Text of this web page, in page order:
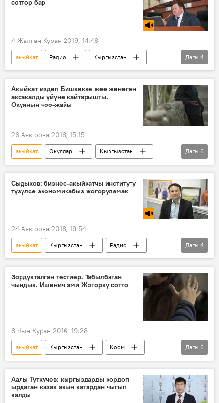
сыйлоо
соттор бар
4 Жалган Куран 2019, 14:48
акыйкат Радио
Кыргызстан
Саясат
Мирлан Жээнчороев
сот
система
Дагы 4
Акыйкат издеп Бишкекке жөө жөнөгөн
аксакалды үйүнө кайтарышты.
Окуянын чоо-жайы
26 Аяк оона 2018, 15:15
акыйкат Окуялар
Кыргызстан
Коом
Жаңылыктар
Баткен
милиция аксакал
Дагы 6
Сыдыков: бизнес-акыйкатчы институту
түзүлсө экономикабыз жогоруламак
24 Аяк оона 2018, 19:54
акыйкат Кыргызстан
Радио
Коом
салык
бизнес
ишкер
Дагы 4
Зордукталган тестиер. Табылбаган
чындык. Ишенич эми Жогорку сотто
8 Чын Куран 2016, 19:28
акыйкат Кыргызстан
Коом
Жаңылыктар
Ой-пикир
Талас облусу
зордуктоо
көз
Дагы 6
Аалы Туткучев: кыргыздарды кордоп
ырдаган казак акын катардан чыгып
калды